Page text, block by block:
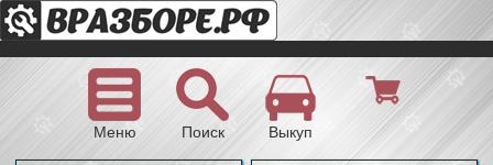
Меню Поиск Выкуп